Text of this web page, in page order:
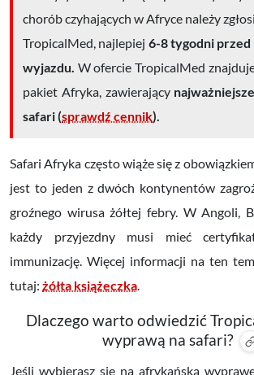
chorób czyhających w Afryce należy
TropicalMed, najlepiej 6-8 tygodni przed
wyjazdu. W ofercie TropicalMed
pakiet Afryka, zawierający
safari (sprawdź cennik).
Safari Afryka częstowiąże się z
jest to jeden z dwóch kontynentów
groźnego wirusa żółtej febry. W Angoli,
każdy przyjezdny musi mieć
immunizację. Więcej informacji na ten
tutaj: żółta książeczka
Dlaczego warto odwiedzić
wyprawą na safari?
Jeśli wybierasz się na afrykańską